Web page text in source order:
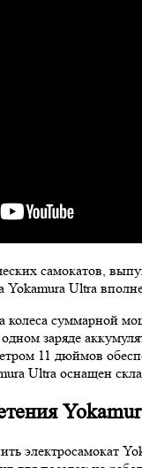
самокатов,
Yokamura Ultra
суммарной
заряде
11 дюймов
Ultra оснащен
электросамокат